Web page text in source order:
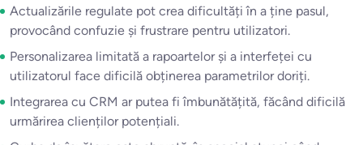
Actualizările regulate pot crea dificultăți în a ține pasul,
provocând confuzie și frustrare pentru utilizatori.
Personalizarea limitată a rapoartelor și a interfeței cu
utilizatorul face dificilă obținerea parametrilor doriți.
Integrarea cu CRM ar putea fi îmbunătățită, făcând dificilă
urmărirea clienților potențiali.